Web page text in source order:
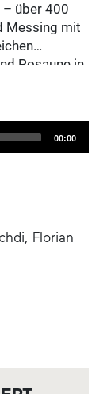
über 400
Messing mit
Posaune in
00:00
Florian